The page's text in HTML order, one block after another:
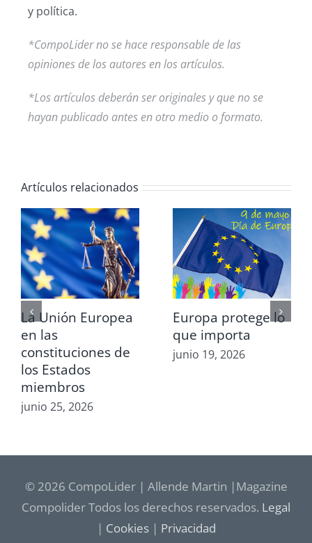
y política.
*CompoLider no se hace responsable de las
opiniones de los autores en los artículos.
*Los artículos deberán ser originales y que no se
hayan publicado antes en otro medio o formato.
Artículos relacionados
La Unión Europea
en las
constituciones de
los Estados
miembros
junio 25, 2026
Europa protege lo
que importa
junio 19, 2026
© 2026 CompoLider | Allende Martin |Magazine
Compolider Todos los derechos reservados. Legal
| Cookies| Privacidad